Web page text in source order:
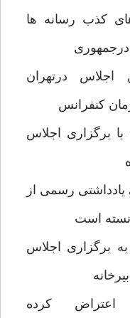
کذب رسانه ها
اجلاس درتهران
کنفرانس
برگزاری اجلاس
رسمی از
است
برگزاری اجلاس
اعتراض کرده